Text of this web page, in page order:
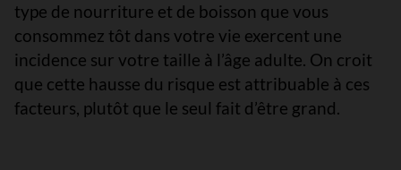
type de nourriture et de boisson que vous
consommez tôt dans votre vie exercent une
incidence sur votre taille à l’âge adulte. On croit
que cette hausse du risque est attribuable à ces
facteurs, plutôt que le seul fait d’être grand.